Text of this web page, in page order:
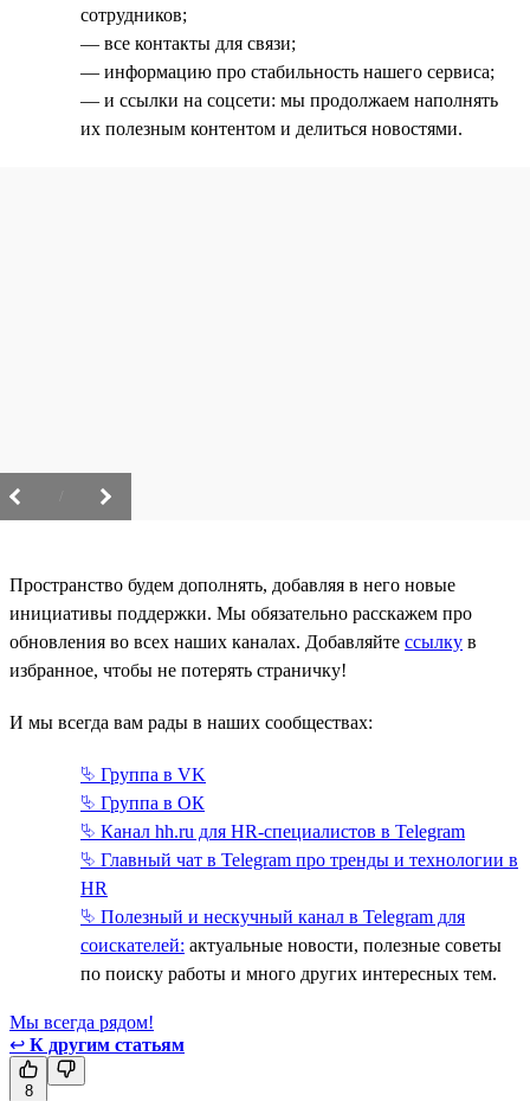
сотрудников;
— все контакты для связи;
— информацию про стабильность нашего сервиса;
— и ссылки на соцсети: мы продолжаем наполнять
их полезным контентом и делиться новостями.
Пространство будем дополнять, добавляя в него новые
инициативы поддержки. Мы обязательно расскажем про
обновления во всех наших каналах. Добавляйте ссылку в
избранное, чтобы не потерять страничку!
И мы всегда вам рады в наших сообществах:
⮱ Группа в VK
⮱ Группа в ОК
⮱ Канал hh.ru для HR-специалистов в Telegram
⮱ Главный чат в Telegram про тренды и технологии в
HR
⮱ Полезный и нескучный канал в Telegram для
соискателей: актуальные новости, полезные советы
по поиску работы и много других интересных тем.
Мы всегда рядом!
↩ К другим статьям
8